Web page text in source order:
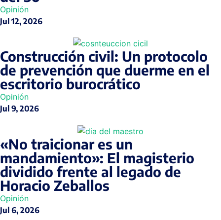
Opinión
Jul 12, 2026
Construcción civil: Un protocolo
de prevención que duerme en el
escritorio burocrático
Opinión
Jul 9, 2026
«No traicionar es un
mandamiento»: El magisterio
dividido frente al legado de
Horacio Zeballos
Opinión
Jul 6, 2026